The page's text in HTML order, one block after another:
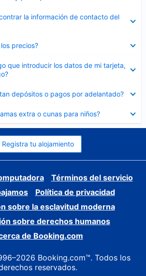
la información de contacto del
precios?
que introducir los datos de mi tarjeta,
depósitos o pagos por adelantado?
extra o cunas para niños?
Registra tu alojamiento
Términos del servicio
Política de privacidad
sobre la esclavitud moderna
sobre derechos humanos
de Booking.com
Booking.com™. Todos los
reservados.